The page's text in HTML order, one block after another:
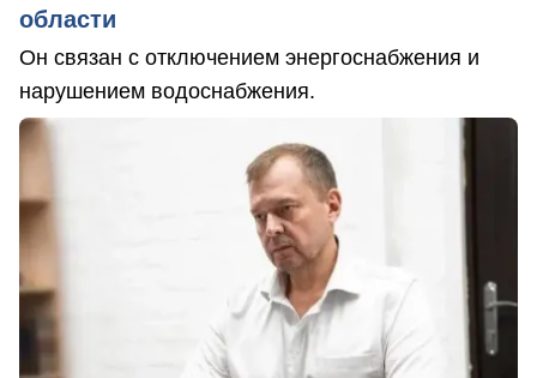
области
Он связан с отключением энергоснабжения и
нарушением водоснабжения.